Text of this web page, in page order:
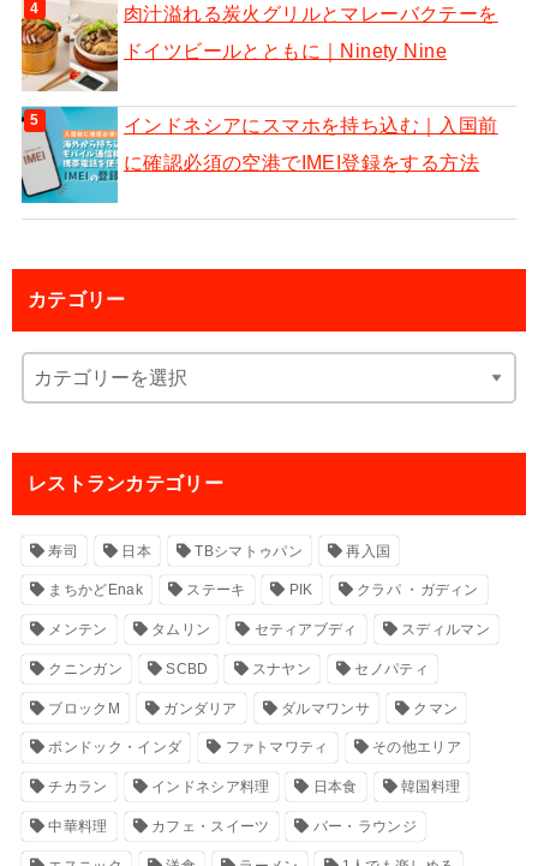
肉汁溢れる炭火グリルとマレーバクテーを
ドイツビールとともに｜Ninety Nine
インドネシアにスマホを持ち込む｜入国前
に確認必須の空港でIMEI登録をする方法
カテゴリー
レストランカテゴリー
寿司 日本 TBシマトゥパン 再入国
まちかどEnak ステーキ PIK クラパ ・ガディン
メンテン タムリン セティアブディ スディルマン
クニンガン SCBD スナヤン セノパティ
ブロックM ガンダリア ダルマワンサ クマン
ポンドック・インダ ファトマワティ その他エリア
チカラン インドネシア料理 日本食 韓国料理
中華料理 カフェ・スイーツ バー・ラウンジ